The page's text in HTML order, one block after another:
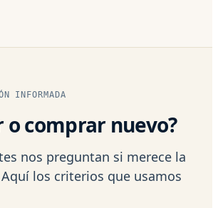
INFORMADA
o comprar nuevo?
nos preguntan si merece la
los criterios que usamos